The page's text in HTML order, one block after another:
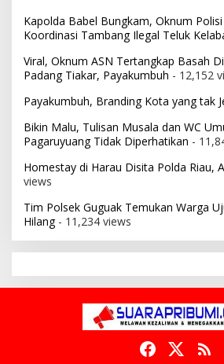
Kapolda Babel Bungkam, Oknum Polisi
Koordinasi Tambang Ilegal Teluk
Viral, Oknum ASN Tertangkap Basah
Padang Tiakar, Payakumbuh - 12,152
Payakumbuh, Branding Kota yang tak
Bikin Malu, Tulisan Musala dan WC
Pagaruyuang Tidak Diperhatikan -
Homestay di Harau Disita Polda Riau,
views
Tim Polsek Guguak Temukan Warga
Hilang- 11,234 views